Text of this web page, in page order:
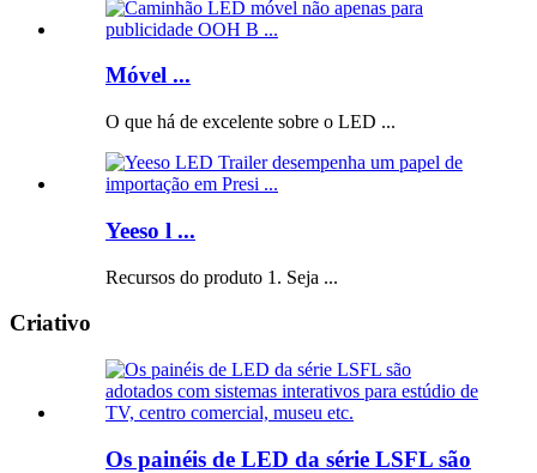
Móvel ...
O que há de excelente sobre o LED ...
Yeeso l ...
Recursos do produto 1. Seja ...
Criativo
Os painéis de LED da série LSFL são